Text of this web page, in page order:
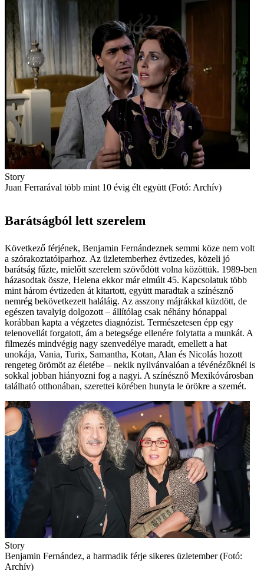
Story
Juan Ferrarával több mint 10 évig élt együtt (Fotó: Archív)
Barátságból lett szerelem
Következő férjének, Benjamin Fernándeznek semmi köze nem volt
a szórakoztatóiparhoz. Az üzletemberhez évtizedes, közeli jó
barátság fűzte, mielőtt szerelem szövődött volna közöttük. 1989-ben
házasodtak össze, Helena ekkor már elmúlt 45. Kapcsolatuk több
mint három évtizeden át kitartott, együtt maradtak a színésznő
nemrég bekövetkezett haláláig. Az asszony májrákkal küzdött, de
egészen tavalyig dolgozott – állítólag csak néhány hónappal
korábban kapta a végzetes diagnózist. Természetesen épp egy
telenovellát forgatott, ám a betegsége ellenére folytatta a munkát. A
filmezés mindvégig nagy szenvedélye maradt, emellett a hat
unokája, Vania, Turix, Samantha, Kotan, Alan és Nicolás hozott
rengeteg örömöt az életébe – nekik nyilvánvalóan a tévénézőknél is
sokkal jobban hiányozni fog a nagyi. A színésznő Mexikóvárosban
található otthonában, szerettei körében hunyta le örökre a szemét.
Story
Benjamin Fernández, a harmadik férje sikeres üzletember (Fotó:
Archív)